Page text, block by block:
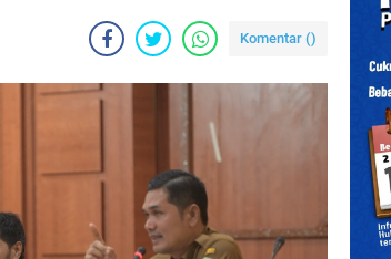
Komentar ()